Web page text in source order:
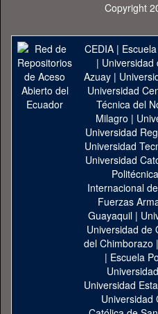
Copyright
CEDIA|
| Universidad
Azuay|
Universidad
Técnica del
Milagro |
Universidad
Universidad
Universidad
Internacional
Fuerzas
Guayaquil|
Universidad de
del Chimborazo |
| Escuela
Universidad
Universidad